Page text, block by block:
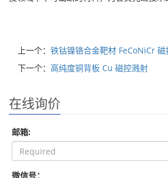
上一个： 铁钴镍铬合金靶材 FeCoNiCr 磁
下一个： 高纯度铜背板 Cu 磁控溅射
在线询价
邮箱:
微信号：